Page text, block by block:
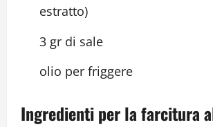
estratto)
3 gr di sale
olio per friggere
Ingredienti per la farcitura